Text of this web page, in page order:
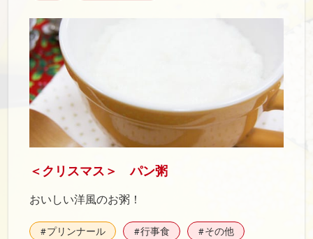
＜クリスマス＞ パン粥
おいしい洋風のお粥！
#プリンナール #行事食 #その他